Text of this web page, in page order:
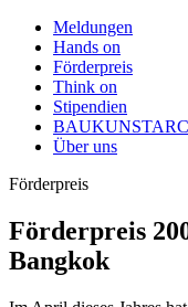
Meldungen
Hands on
Förderpreis
Think on
Stipendien
Über uns
Förderpreis
Förderpreis
Bangkok